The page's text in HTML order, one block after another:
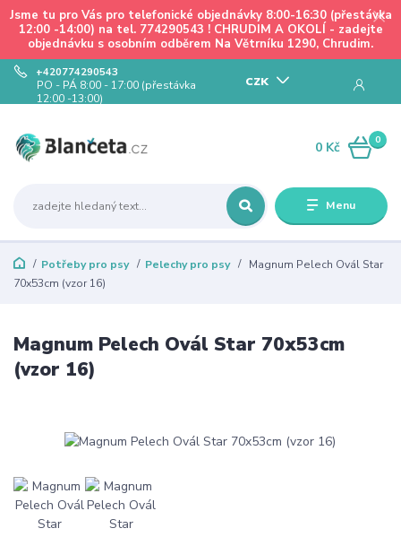
Jsme tu pro Vás pro telefonické objednávky 8:00-16:30 (přestávka
12:00 -14:00) na tel. 774290543 ! CHRUDIM A OKOLÍ - zadejte
objednávku s osobním odběrem Na Větrníku 1290, Chrudim.
Menu
CZK
+420774290543
PO - PÁ 8:00 - 17:00 (přestávka
12:00 -13:00)
0
0 Kč
Potřeby pro psy Pelechy pro psy
Magnum Pelech Ovál Star
70x53cm (vzor 16)
Magnum Pelech Ovál Star 70x53cm
(vzor 16)